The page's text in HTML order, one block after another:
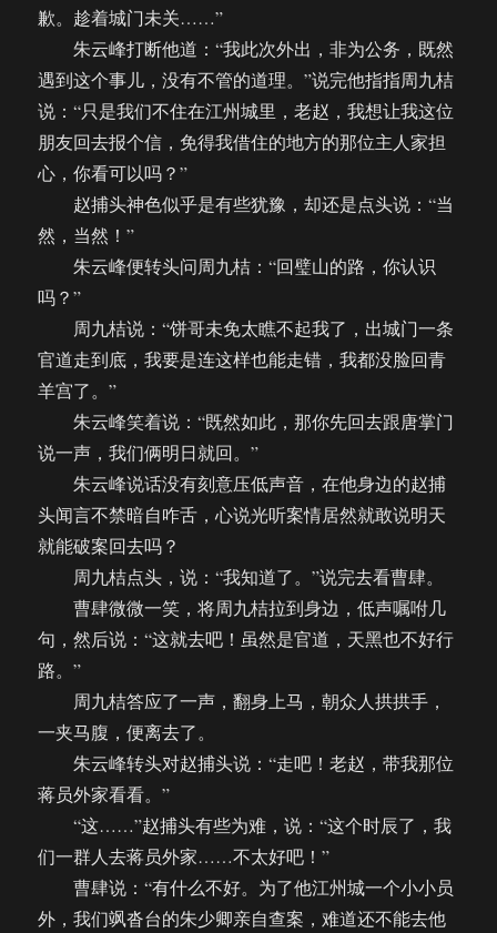
歉。趁着城门未关……”
朱云峰打断他道：“我此次外出，非为公务，既然
遇到这个事儿，没有不管的道理。”说完他指指周九桔
说：“只是我们不住在江州城里，老赵，我想让我这位
朋友回去报个信，免得我借住的地方的那位主人家担
心，你看可以吗？”
赵捕头神色似乎是有些犹豫，却还是点头说：“当
然，当然！”
朱云峰便转头问周九桔：“回璧山的路，你认识
吗？”
周九桔说：“饼哥未免太瞧不起我了，出城门一条
官道走到底，我要是连这样也能走错，我都没脸回青
羊宫了。”
朱云峰笑着说：“既然如此，那你先回去跟唐掌门
说一声，我们俩明日就回。”
朱云峰说话没有刻意压低声音，在他身边的赵捕
头闻言不禁暗自咋舌，心说光听案情居然就敢说明天
就能破案回去吗？
周九桔点头，说：“我知道了。”说完去看曹肆。
曹肆微微一笑，将周九桔拉到身边，低声嘱咐几
句，然后说：“这就去吧！虽然是官道，天黑也不好行
路。”
周九桔答应了一声，翻身上马，朝众人拱拱手，
一夹马腹，便离去了。
朱云峰转头对赵捕头说：“走吧！老赵，带我那位
蒋员外家看看。”
“这……”赵捕头有些为难，说：“这个时辰了，我
们一群人去蒋员外家……不太好吧！”
曹肆说：“有什么不好。为了他江州城一个小小员
外，我们飒沓台的朱少卿亲自查案，难道还不能去他